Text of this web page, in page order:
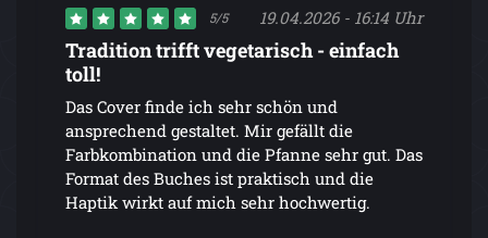
5/5 19.04.2026 - 16:14 Uhr
Tradition trifft vegetarisch - einfach
toll!
Das Cover finde ich sehr schön und
ansprechend gestaltet. Mir gefällt die
Farbkombination und die Pfanne sehr gut. Das
Format des Buches ist praktisch und die
Haptik wirkt auf mich sehr hochwertig.